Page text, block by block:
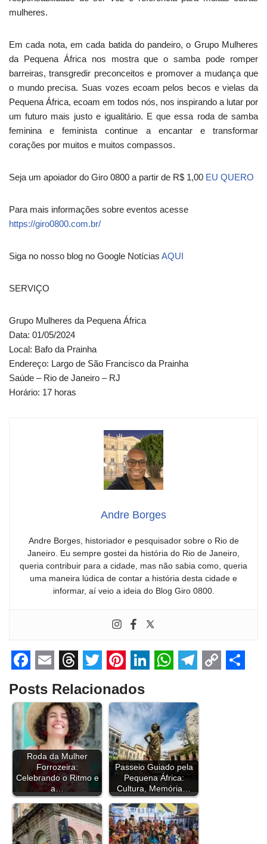
mulheres.
Em cada nota, em cada batida do pandeiro, o Grupo Mulheres
da Pequena África nos mostra que o samba pode romper
barreiras, transgredir preconceitos e promover a mudança que
o mundo precisa. Suas vozes ecoam pelos becos e vielas da
Pequena África, ecoam em todos nós, nos inspirando a lutar por
um futuro mais justo e igualitário. E que essa roda de samba
feminina e feminista continue a encantar e transformar
corações por muitos e muitos compassos.
Seja um apoiador do Giro 0800 a partir de R$ 1,00 EU QUERO
Para mais informações sobre eventos acesse
https://giro0800.com.br/
Siga no nosso blog no Google Notícias AQUI
SERVIÇO
Grupo Mulheres da Pequena África
Data: 01/05/2024
Local: Bafo da Prainha
Endereço: Largo de São Francisco da Prainha
Saúde – Rio de Janeiro – RJ
Horário: 17 horas
Andre Borges
Andre Borges, historiador e pesquisador sobre o Rio de
Janeiro. Eu sempre gostei da história do Rio de Janeiro,
queria contribuir para a cidade, mas não sabia como, queria
uma maneira lúdica de contar a história desta cidade e
informar, aí veio a ideia do Blog Giro 0800.
F
a
c
e
b
o
o
k
E
m
a
i
l
T
h
r
e
a
d
s
T
w
i
t
t
e
r
i
n
t
e
e
s
t
i
n
k
e
d
I
n
h
a
t
s
A
p
p
e
l
e
g
r
a
m
Posts Relacionados
Roda da Mulher
Forrozeira:
Celebrando o Ritmo e
a…
Passeio Guiado pela
Pequena África:
Cultura, Memória…